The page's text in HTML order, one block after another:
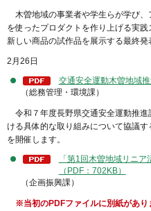
木曽地域の事業者や学生らが学び
を使ったプロダクトを作り上げる実
新しい商品の試作品を展示する最終発
2月26日
交通安全運動木曽地域
（総務管理・環境課）
令和７年度長野県交通安全運動推進
ける具体的な取り組みについて協議
を開催します。
「第1回木曽地域リニ
（PDF：702KB）
（企画振興課）
※当初のPDFファイルに別紙があ